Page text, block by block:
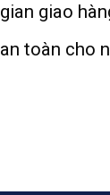
giao
toàn cho